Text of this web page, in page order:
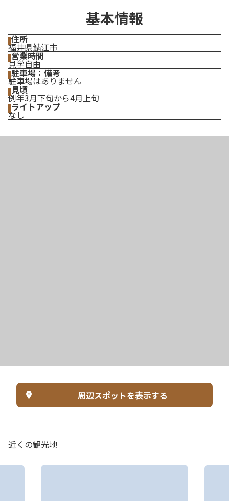
基本情報
住所
福井県鯖江市
営業時間
見学自由
駐車場：備考
駐車場はありません
見頃
例年3月下旬から4月上旬
ライトアップ
なし
周辺スポットを表示する
近くの観光地